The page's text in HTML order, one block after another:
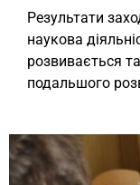
Результати
наукова
розвивається
подальшого